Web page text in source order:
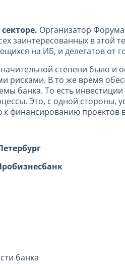
Организатор
заинтересованных в этой
на ИБ, и делегатов от
степени было и
рисками. В то же время
банка. То есть инвестиции
Это, с одной стороны,
финансированию проектов
банка